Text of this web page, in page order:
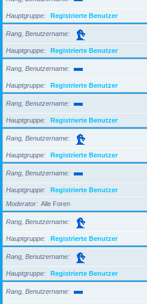
Hauptgruppe Registrierte Benutzer
Rang, Benutzername
Hauptgruppe Registrierte Benutzer
Rang, Benutzername
Hauptgruppe Registrierte Benutzer
Rang, Benutzername
Hauptgruppe Registrierte Benutzer
Rang, Benutzername
Hauptgruppe Registrierte Benutzer
Rang, Benutzername
Hauptgruppe
Registrierte Benutzer
Moderator
Alle Foren
Rang, Benutzername
Hauptgruppe Registrierte Benutzer
Rang, Benutzername
Hauptgruppe Registrierte Benutzer
Rang, Benutzername